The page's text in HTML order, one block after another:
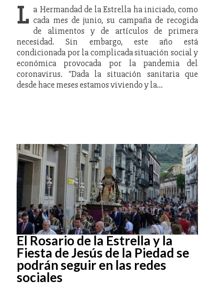
L a Hermandad de la Estrella ha iniciado, como
cada mes de junio, su campaña de recogida
de alimentos y de artículos de primera
necesidad. Sin embargo, este año está
condicionada por la complicada situación social y
económica provocada por la pandemia del
coronavirus. "Dada la situación sanitaria que
desde hace meses estamos viviendo y la…
El Rosario de la Estrella y la
Fiesta de Jesús de la Piedad se
podrán seguir en las redes
sociales